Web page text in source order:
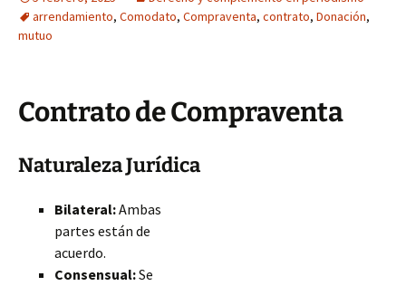
arrendamiento, Comodato, Compraventa, contrato, Donación,
mutuo
Contrato de Compraventa
Naturaleza Jurídica
Bilateral:Ambas
partes están de
acuerdo.
Consensual:Se